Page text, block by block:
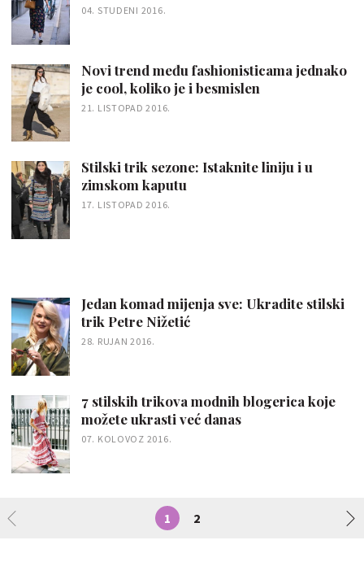
04. STUDENI 2016.
Novi trend među fashionisticama jednako
je cool, koliko je i besmislen
21. LISTOPAD 2016.
Stilski trik sezone: Istaknite liniju i u
zimskom kaputu
17. LISTOPAD 2016.
Jedan komad mijenja sve: Ukradite stilski
trik Petre Nižetić
28. RUJAN 2016.
7 stilskih trikova modnih blogerica koje
možete ukrasti već danas
07. KOLOVOZ 2016.
1 2